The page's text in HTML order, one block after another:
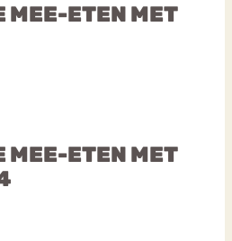
MEE-ETEN MET
MEE-ETEN MET